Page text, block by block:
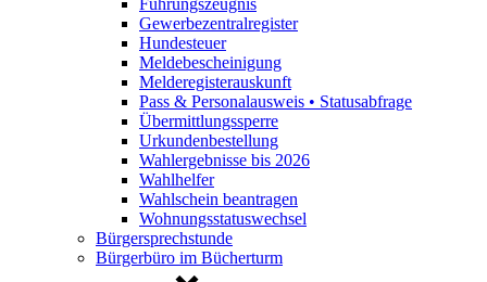
Führungszeugnis
Gewerbezentralregister
Hundesteuer
Meldebescheinigung
Melderegisterauskunft
Pass & Personalausweis • Statusabfrage
Übermittlungssperre
Urkundenbestellung
Wahlergebnisse bis 2026
Wahlhelfer
Wahlschein beantragen
Wohnungsstatuswechsel
Bürgersprechstunde
Bürgerbüro im Bücherturm